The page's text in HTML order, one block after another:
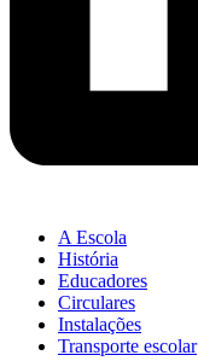
A Escola
História
Educadores
Circulares
Instalações
Transporte escolar